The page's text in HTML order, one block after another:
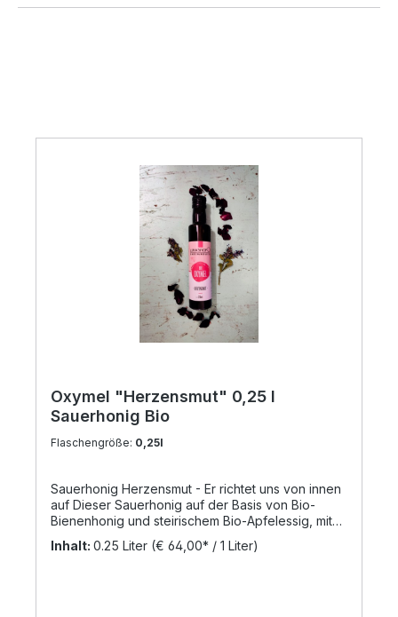
Oxymel "Herzensmut" 0,25 l
Sauerhonig Bio
Flaschengröße: 0,25l
Sauerhonig Herzensmut - Er richtet uns von innen
auf Dieser Sauerhonig auf der Basis von Bio-
Bienenhonig und steirischem Bio-Apfelessig, mit
einem Auszug aus Rosenblüten, Schachtelhalm
und Günselblüten, gesammelt auf unserer
Inhalt: 0.25 Liter (€ 64,00* / 1 Liter)